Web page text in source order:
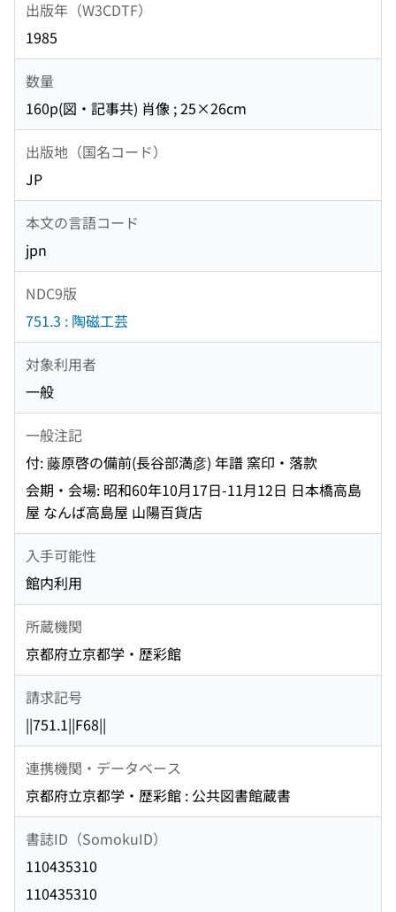
出版年（W3CDTF）
1985
数量
160p(図・記事共) 肖像 ; 25×26cm
出版地（国名コード）
JP
本文の言語コード
jpn
NDC9版
751.3 : 陶磁工芸
対象利用者
一般
一般注記
付: 藤原啓の備前(長谷部満彦) 年譜 窯印・落款
会期・会場: 昭和60年10月17日-11月12日 日本橋高島
屋 なんば高島屋 山陽百貨店
入手可能性
館内利用
所蔵機関
京都府立京都学・歴彩館
請求記号
||751.1||F68||
連携機関・データベース
京都府立京都学・歴彩館 : 公共図書館蔵書
書誌ID（SomokuID）
110435310
110435310